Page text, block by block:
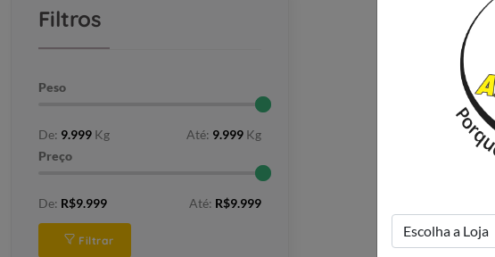
Filtros
Peso
De: 9.999 Kg Até: 9.999 Kg
Preço
De: R$9.999 Até: R$9.999
Filtrar